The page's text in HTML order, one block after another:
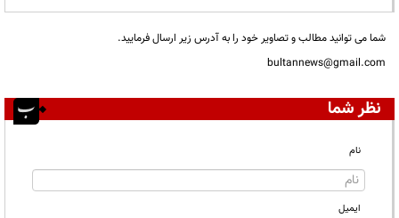
شما می توانید مطالب و تصاویر خود را به آدرس زیر ارسال فرمایید.
bultannews@gmail.com
نظر شما
نام
ایمیل